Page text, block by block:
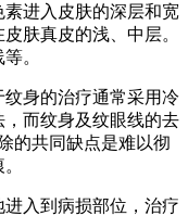
进入皮肤的深层和宽
肤真皮的浅、中层。
。
身的治疗通常采用冷
而纹身及纹眼线的去
的共同缺点是难以彻
入到病损部位，治疗